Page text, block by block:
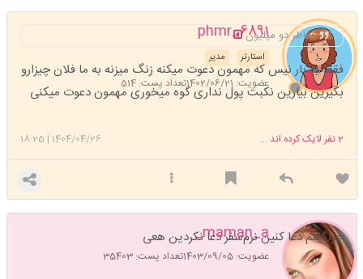
phmr_6891
مدیر استارتر
عضویت: 1402/06/21 تعداد پست: 514
بخاطر دو میلیون
فقط یه بار نیس که مهمون دعوت میکنه زنگ میزنه به ما فلان چیزارو
بگیرین بیارین نکبت پول نداری گوه میخوری مهمون دعوت میکنی
1404/04/26
|
18:25 2نفر لایک کرده اند ...
maman_a_
عضویت: 1403/09/05 تعداد پست: 35403
چراگفتم دعا کنین نرم‌سفر دعا نکردین هعی